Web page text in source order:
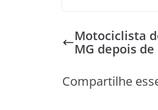
Motociclista
MG depois
Compartilhe